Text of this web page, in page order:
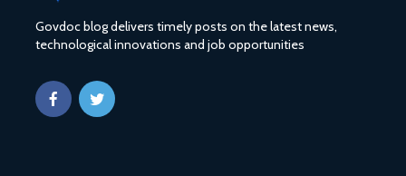
Govdoc blog delivers timely posts on the latest news,
technological innovations and job opportunities